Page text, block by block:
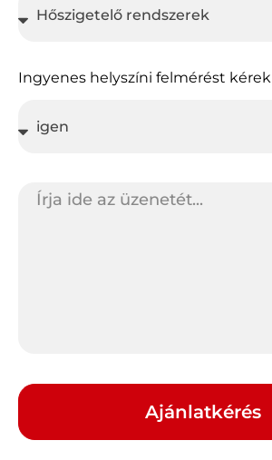
Ingyenes helyszíni felmérést kérek
Ajánlatkérés